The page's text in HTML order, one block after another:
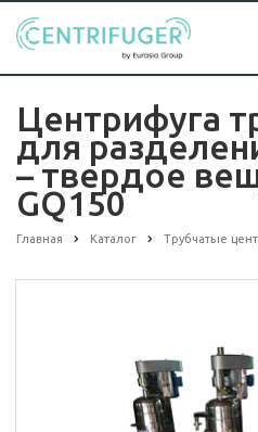
Центрифуга
для
– твердое
GQ150
Главная Каталог Трубчатые